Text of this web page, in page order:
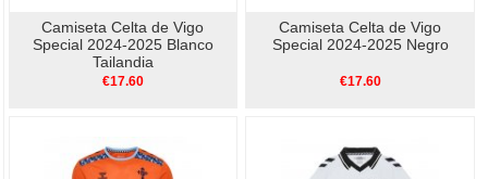
Camiseta Celta de Vigo
Special 2024-2025 Blanco
Tailandia
€17.60
Camiseta Celta de Vigo
Special 2024-2025 Negro
€17.60